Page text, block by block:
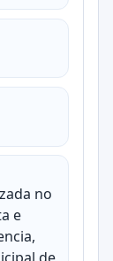
no
e